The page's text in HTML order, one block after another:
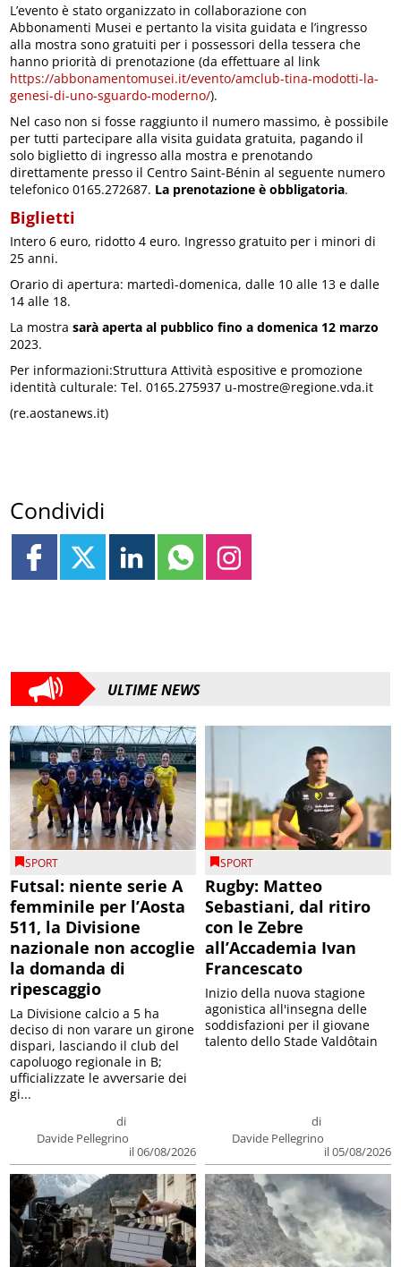
L’evento è stato organizzato in collaborazione con
Abbonamenti Musei e pertanto la visita guidata e l’ingresso
alla mostra sono gratuiti per i possessori della tessera che
hanno priorità di prenotazione (da effettuare al link
https://abbonamentomusei.it/evento/amclub-tina-modotti-la-
genesi-di-uno-sguardo-moderno/).
Nel caso non si fosse raggiunto il numero massimo, è possibile
per tutti partecipare alla visita guidata gratuita, pagando il
solo biglietto di ingresso alla mostra e prenotando
direttamente presso il Centro Saint-Bénin al seguente numero
telefonico 0165.272687. La prenotazione è obbligatoria.
Biglietti
Intero 6 euro, ridotto 4 euro. Ingresso gratuito per i minori di
25 anni.
Orario di apertura: martedì-domenica, dalle 10 alle 13 e dalle
14 alle 18.
La mostrasarà aperta al pubblico fino a domenica 12 marzo
2023.
Per informazioni:Struttura Attività espositive e promozione
identità culturale: Tel. 0165.275937 u-mostre@regione.vda.it
(re.aostanews.it)
Condividi
ULTIME NEWS
SPORT
Futsal: niente serie A
femminile per l’Aosta
511, la Divisione
nazionale non accoglie
la domanda di
ripescaggio
di
Davide Pellegrino
il 06/08/2026
La Divisione calcio a 5 ha
deciso di non varare un girone
dispari, lasciando il club del
capoluogo regionale in B;
ufficializzate le avversarie dei
gi...
SPORT
Rugby: Matteo
Sebastiani, dal ritiro
con le Zebre
all’Accademia Ivan
Francescato
di
Davide Pellegrino
il 05/08/2026
Inizio della nuova stagione
agonistica all'insegna delle
soddisfazioni per il giovane
talento dello Stade Valdôtain